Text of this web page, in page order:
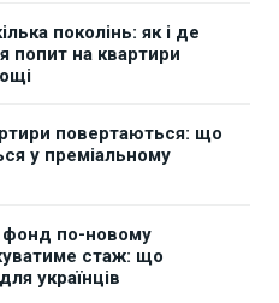
поколінь: як і де
попит на квартири
повертаються: що
у преміальному
фонд по-новому
стаж: що
українців